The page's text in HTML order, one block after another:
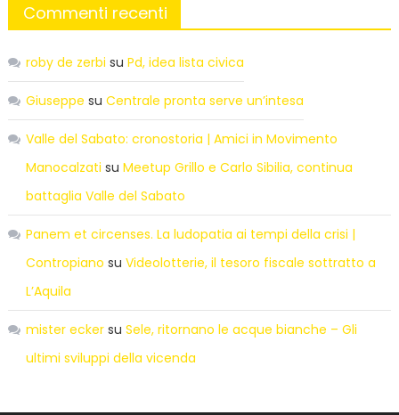
Commenti recenti
roby de zerbi su Pd, idea lista civica
Giuseppe su Centrale pronta serve un’intesa
Valle del Sabato: cronostoria | Amici in Movimento
Manocalzati su Meetup Grillo e Carlo Sibilia, continua
battaglia Valle del Sabato
Panem et circenses. La ludopatia ai tempi della crisi |
Contropiano su Videolotterie, il tesoro fiscale sottratto a
L’Aquila
mister eckersu Sele, ritornano le acque bianche – Gli
ultimi sviluppi della vicenda